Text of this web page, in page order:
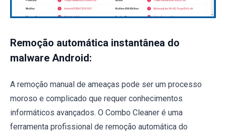
Remoção automática instantânea do
malware Android:
A remoção manual de ameaças pode ser um processo
moroso e complicado que requer conhecimentos
informáticos avançados. O Combo Cleaner é uma
ferramenta profissional de remoção automática do